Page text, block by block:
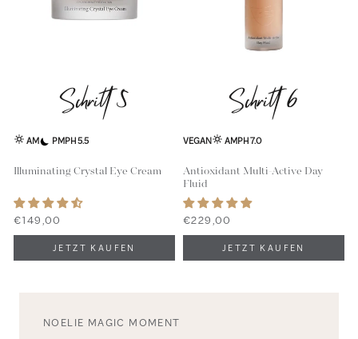
Schritt 5
AM PMPH 5.5
Illuminating Crystal Eye Cream
€149,00
Schritt 6
VEGAN AMPH 7.0
Antioxidant Multi-Active Day
Fluid
€229,00
NOELIE MAGIC MOMENT